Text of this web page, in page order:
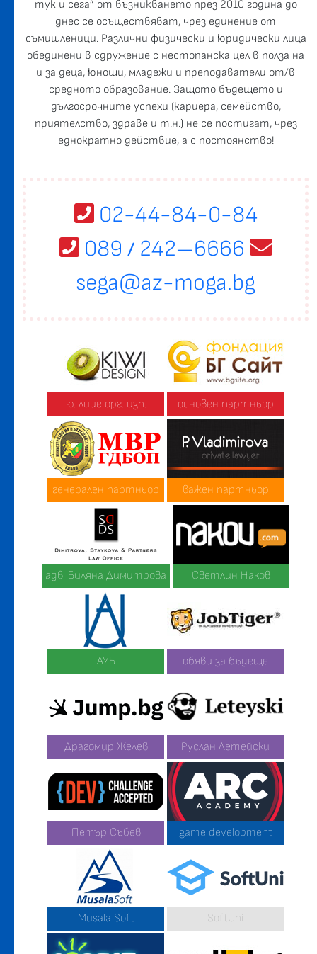
тук и сега” от възникването през 2010 година до
днес се осъществяват, чрез единение от
съмишленици. Различни физически и юридически лица
обединени в сдружение с нестопанска цел в полза на
и за деца, юноши, младежи и преподаватели от/в
средното образование. Защото бъдещето и
дългосрочните успехи (кариера, семейство,
приятелство, здраве и т.н.) не се постигат, чрез
еднократно действие, а с постоянство!
02-44-84-0-84
089 /242—6666
sega@az-moga.bg
ю. лице орг. изп. основен партньор
генерален партньор важен партньор
адв. Биляна Димитрова Светлин Наков
АУБ обяви за бъдеще
Драгомир Желев Руслан Летейски
Петър Събев game development
Musala Soft SoftUni